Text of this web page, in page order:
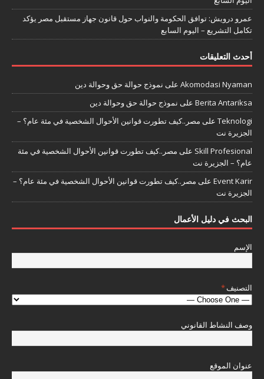
عمرو درويش: توافق الحكومة والنواب حول قانون جهاز مستقبل مصر يؤكد
تكامل التشريع – اليوم السابع
أحدث التعليقات
Akomodasi Nyaman على نموذج حوالة حق وحوالة دين
Berita Antariksa على نموذج حوالة حق وحوالة دين
Teknologi على مصر..كيف تطورت قوانين الأحوال الشخصية في مئة عام؟ –
الجزيرة نت
Skill Profesional على مصر..كيف تطورت قوانين الأحوال الشخصية في مئة
عام؟ – الجزيرة نت
Event Karir على مصر..كيف تطورت قوانين الأحوال الشخصية في مئة عام؟ –
الجزيرة نت
البحث في دليل الأعمال
الإسم
التصنيف*
وصف النشاط القانوني
عنوان الموقع